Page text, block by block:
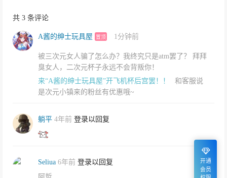
共 3 条评论
A酱的绅士玩具屋 置顶 1分钟前
被三次元女人骗了怎么办？我终究只是atm罢了？ 拜拜
臭女人，二次元杯子永远不会背叛你！
来“A酱的绅士玩具屋”开飞机杯后宫罢！！
和客服说
是次元小镇来的粉丝有优惠哦~
躺平 4年前 登录以回复
Seliua 6年前 登录以回复
开通
会员